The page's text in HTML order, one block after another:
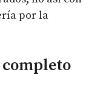
por la
completo